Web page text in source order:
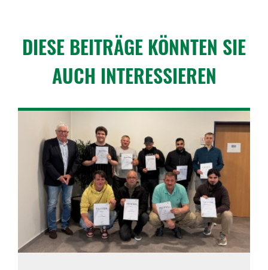
DIESE BEITRÄGE KÖNNTEN SIE
AUCH INTER­ES­SIEREN